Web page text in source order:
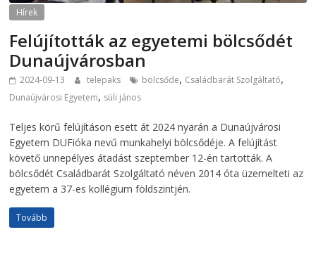
Hírek
Felújították az egyetemi bölcsődét
Dunaújvárosban
2024-09-13 telepaks bölcsőde, Családbarát Szolgáltató,
Dunaújvárosi Egyetem, süli jános
Teljes körű felújításon esett át 2024 nyarán a Dunaújvárosi
Egyetem DUFióka nevű munkahelyi bölcsődéje. A felújítást
követő ünnepélyes átadást szeptember 12-én tartották. A
bölcsődét Családbarát Szolgáltató néven 2014 óta üzemelteti az
egyetem a 37-es kollégium földszintjén.
Tovább